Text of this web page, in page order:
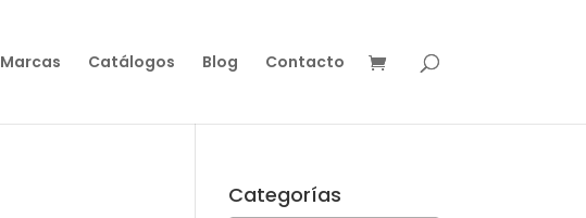
Marcas Catálogos Blog Contacto
Categorías